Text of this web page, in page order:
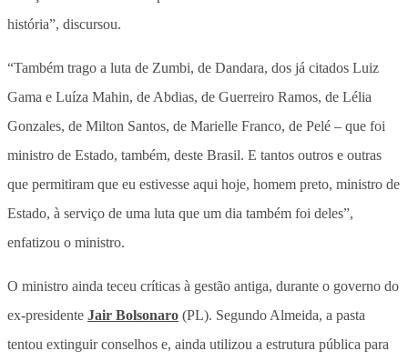
história”, discursou.
“Também trago a luta de Zumbi, de Dandara, dos já citados Luiz
Gama e Luíza Mahin, de Abdias, de Guerreiro Ramos, de Lélia
Gonzales, de Milton Santos, de Marielle Franco, de Pelé – que foi
ministro de Estado, também, deste Brasil. E tantos outros e outras
que permitiram que eu estivesse aqui hoje, homem preto, ministro de
Estado, à serviço de uma luta que um dia também foi deles”,
enfatizou o ministro.
O ministro ainda teceu críticas à gestão antiga, durante o governo do
ex-presidente Jair Bolsonaro (PL). Segundo Almeida, a pasta
tentou extinguir conselhos e, ainda utilizou a estrutura pública para